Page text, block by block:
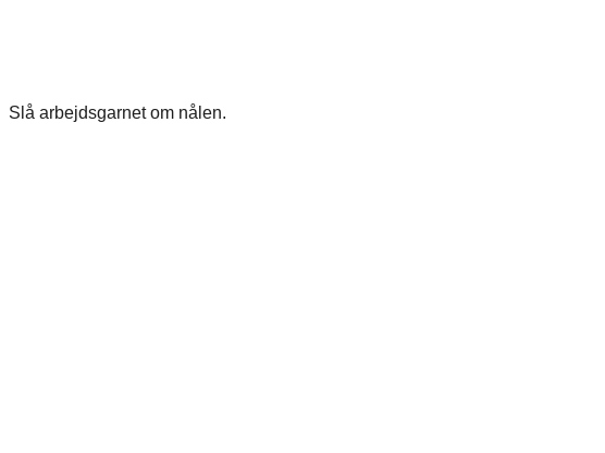
Slå arbejdsgarnet om nålen.